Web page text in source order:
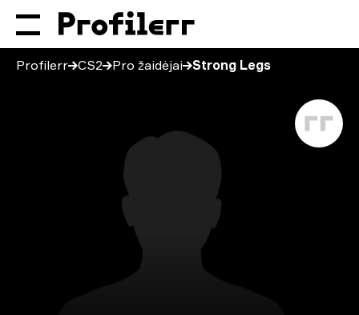
Profilerr CS2 Pro žaidėjai Strong Legs